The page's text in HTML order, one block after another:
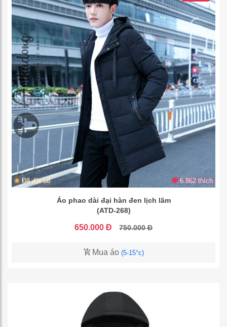
Đã đặt 58 6.862 thích
Áo phao dài đại hàn đen lịch lãm
(ATD-268)
650.000 Đ 750.000 Đ
Mua áo (5-15°c)